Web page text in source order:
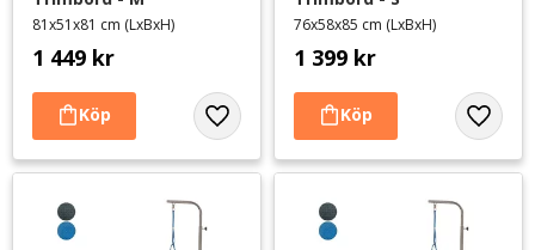
81x51x81 cm (LxBxH)
1 449 kr
Lägg till i favoriter
76x58x85 cm (LxBxH)
1 399 kr
Lägg